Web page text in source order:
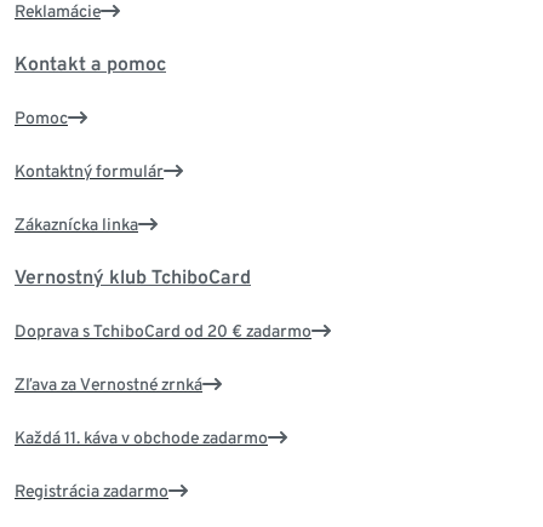
Reklamácie
Kontakt a pomoc
Pomoc
Kontaktný formulár
Zákaznícka linka
Vernostný klub TchiboCard
Doprava s TchiboCard od 20 € zadarmo
Zľava za Vernostné zrnká
Každá 11. káva v obchode zadarmo
Registrácia zadarmo